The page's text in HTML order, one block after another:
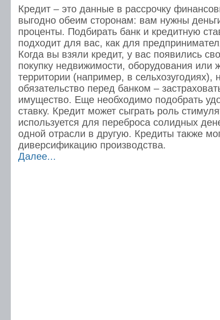
Кредит – это данные в рассрочку
выгодно обеим сторонам: вам нужны
проценты. Подбирать банк и кредитную
подходит для вас, как для
Когда вы взяли кредит, у вас появились
покупку недвижимости, оборудования или
территории (например, в сельхозугодиях),
обязательство перед банком –
имущество. Еще необходимо подобрать
ставку. Кредит может сыграть роль
используется для переброса солидных
одной отрасли в другую. Кредиты также
диверсификацию производства.
Далее...